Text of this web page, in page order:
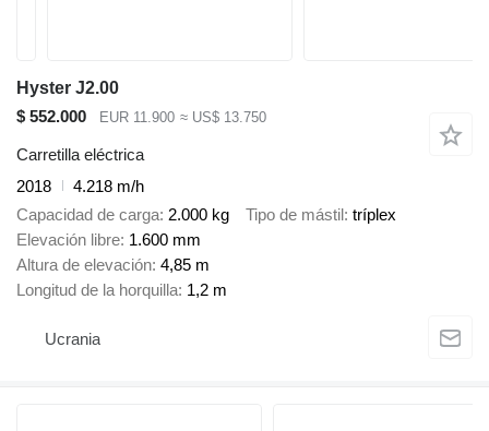
Hyster J2.00
$ 552.000
EUR 11.900 ≈ US$ 13.750
Carretilla eléctrica
2018
4.218 m/h
Capacidad de carga 2.000 kg Tipo de mástil tríplex
Elevación libre 1.600 mm
Altura de elevación 4,85 m
Longitud de la horquilla 1,2 m
Ucrania